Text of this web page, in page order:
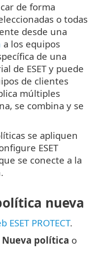
de forma
o todas
desde una
a los equipos
de una
de ESET y puede
de clientes
múltiples
se combina y se
se apliquen
ESET
se conecte a la
nueva
PROTECT.
Nueva política o